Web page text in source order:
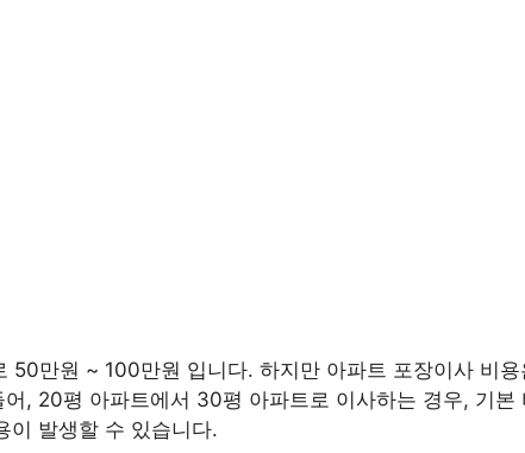
50만원 ~ 100만원 입니다. 하지만 아파트 포장이사 비
, 20평 아파트에서 30평 아파트로 이사하는 경우, 기
이 발생할 수 있습니다.